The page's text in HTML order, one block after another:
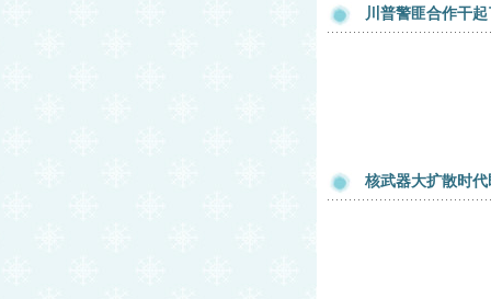
川普警匪合作干
核武器大扩散时